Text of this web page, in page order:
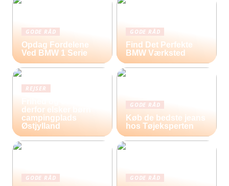
GODE RÅD
Opdag Fordelene
Ved BMW 1 Serie
GODE RÅD
Find Det Perfekte
BMW Værksted
REJSER
derfor elsker børn
campingplads
Østjylland
GODE RÅD
Køb de bedste jeans
hos Tøjeksperten
GODE RÅD GODE RÅD